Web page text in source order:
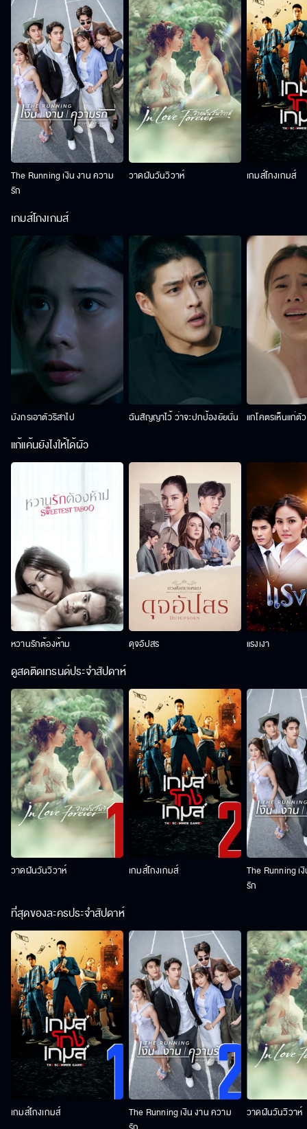
The Running เงิน งาน ความ
รัก
วาดฝันวันวิวาห์ เกมส์โกงเกมส์
เกมส์โกงเกมส์
มังกรเอาตัวริสาไป ฉันสัญญาไว้ ว่าจะปกป้องยัยนั่น แกโคตรเห็นแก่ตั
แก้แค้นยังไงให้ได้ผัว
หวานรักต้องห้าม ดุจอัปสร แรงเงา
ดูสดติดเทรนด์ประจำสัปดาห์
วาดฝันวันวิวาห์ เกมส์โกงเกมส์
The Running เ
รัก
ที่สุดของละครประจำสัปดาห์
เกมส์โกงเกมส์
The Running เงิน งาน ความ
วาดฝันวันวิวาห์